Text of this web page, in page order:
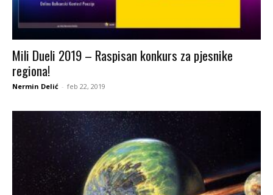
Mili Dueli 2019 – Raspisan konkurs za pjesnike
regiona!
Nermin Delić - feb 22, 2019